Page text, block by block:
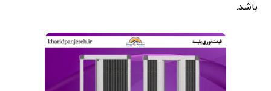
باشد.